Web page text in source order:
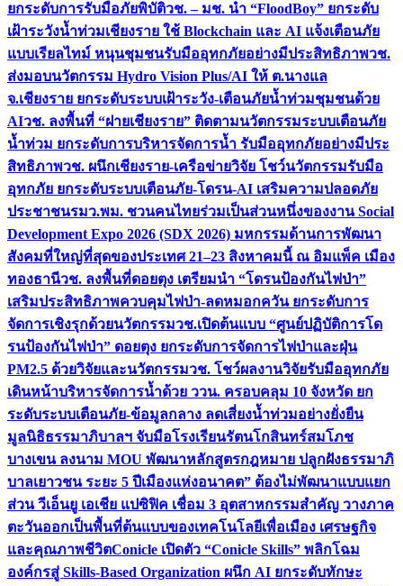
ยกระดับการรับมือภัยพิบัติวช. – มช. นำ “FloodBoy” ยกระดับ
เฝ้าระวังน้ำท่วมเชียงราย ใช้ Blockchain และ AI แจ้งเตือนภัย
แบบเรียลไทม์ หนุนชุมชนรับมืออุทกภัยอย่างมีประสิทธิภาพวช.
ส่งมอบนวัตกรรม Hydro Vision Plus/AI ให้ ต.นางแล
จ.เชียงราย ยกระดับระบบเฝ้าระวัง-เตือนภัยน้ำท่วมชุมชนด้วย
AIวช. ลงพื้นที่ “ฝายเชียงราย” ติดตามนวัตกรรมระบบเตือนภัย
น้ำท่วม ยกระดับการบริหารจัดการน้ำ รับมืออุทกภัยอย่างมีประ
สิทธิภาพวช. ผนึกเชียงราย-เครือข่ายวิจัย โชว์นวัตกรรมรับมือ
อุทกภัย ยกระดับระบบเตือนภัย-โดรน-AI เสริมความปลอดภัย
ประชาชนรมว.พม. ชวนคนไทยร่วมเป็นส่วนหนึ่งของงาน Social
Development Expo 2026 (SDX 2026) มหกรรมด้านการพัฒนา
สังคมที่ใหญ่ที่สุดของประเทศ 21–23 สิงหาคมนี้ ณ อิมแพ็ค เมือง
ทองธานีวช. ลงพื้นที่ดอยตุง เตรียมนำ “โดรนป้องกันไฟป่า”
เสริมประสิทธิภาพควบคุมไฟป่า-ลดหมอกควัน ยกระดับการ
จัดการเชิงรุกด้วยนวัตกรรมวช.เปิดต้นแบบ “ศูนย์ปฏิบัติการโด
รนป้องกันไฟป่า” ดอยตุง ยกระดับการจัดการไฟป่าและฝุ่น
PM2.5 ด้วยวิจัยและนวัตกรรมวช. โชว์ผลงานวิจัยรับมืออุทกภัย
เดินหน้าบริหารจัดการน้ำด้วย ววน. ครอบคลุม 10 จังหวัด ยก
ระดับระบบเตือนภัย-ข้อมูลกลาง ลดเสี่ยงน้ำท่วมอย่างยั่งยืน
มูลนิธิธรรมาภิบาลฯ จับมือโรงเรียนรัตนโกสินทร์สมโภช
บางเขน ลงนาม MOU พัฒนาหลักสูตรกฎหมาย ปลูกฝังธรรมาภิ
บาลเยาวชน ระยะ 5 ปีเมืองแห่งอนาคต” ต้องไม่พัฒนาแบบแยก
ส่วน วีเอ็นยู เอเชีย แปซิฟิค เชื่อม 3 อุตสาหกรรมสำคัญ วางภาค
ตะวันออกเป็นพื้นที่ต้นแบบของเทคโนโลยีเพื่อเมือง เศรษฐกิจ
และคุณภาพชีวิตConicle เปิดตัว “Conicle Skills” พลิกโฉม
องค์กรสู่ Skills-Based Organization ผนึก AI ยกระดับทักษะ